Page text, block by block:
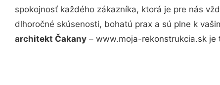
spokojnosť každého zákazníka, ktorá je pre nás
dlhoročné skúsenosti, bohatú prax a sú plne k
architekt Čakany – www.moja-rekonstrukcia.sk je